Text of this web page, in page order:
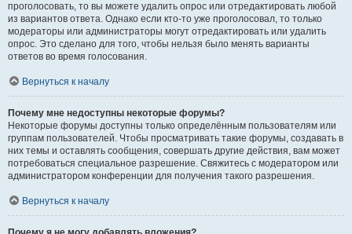
проголосовать, то вы можете удалить опрос или отредактировать любой
из вариантов ответа. Однако если кто-то уже проголосовал, то только
модераторы или администраторы могут отредактировать или удалить
опрос. Это сделано для того, чтобы нельзя было менять варианты
ответов во время голосования.
Вернуться к началу
Почему мне недоступны некоторые форумы?
Некоторые форумы доступны только определённым пользователям или
группам пользователей. Чтобы просматривать такие форумы, создавать в
них темы и оставлять сообщения, совершать другие действия, вам может
потребоваться специальное разрешение. Свяжитесь с модератором или
администратором конференции для получения такого разрешения.
Вернуться к началу